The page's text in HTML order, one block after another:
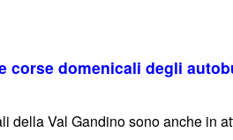
corse domenicali degli
Val Gandino sono anche in